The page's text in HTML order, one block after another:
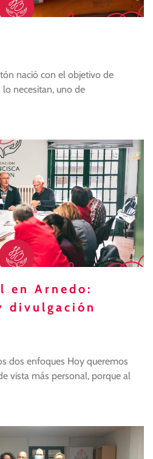
nació con el objetivo de
necesitan, uno de
en Arnedo:
divulgación
dos enfoques Hoy queremos
vista más personal, porque al